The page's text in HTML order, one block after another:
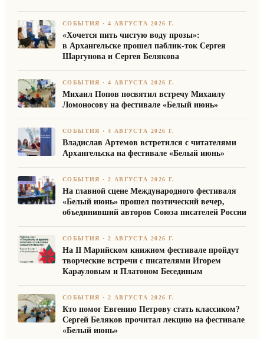
СОБЫТИЯ ·4 АВГУСТА 2026 Г.
«Хочется пить чистую воду прозы»:
в Архангельске прошел паблик-ток Сергея
Шаргунова и Сергея Белякова
СОБЫТИЯ ·4 АВГУСТА 2026 Г.
Михаил Попов посвятил встречу Михаилу
Ломоносову на фестивале «Белый июнь»
СОБЫТИЯ ·4 АВГУСТА 2026 Г.
Владислав Артемов встретился с читателями
Архангельска на фестивале «Белый июнь»
СОБЫТИЯ ·2 АВГУСТА 2026 Г.
На главной сцене Международного фестиваля
«Белый июнь» прошел поэтический вечер,
объединивший авторов Союза писателей России
СОБЫТИЯ ·2 АВГУСТА 2026 Г.
На II Марийском книжном фестивале пройдут
творческие встречи с писателями Игорем
Карауловым и Платоном Бесединым
СОБЫТИЯ ·2 АВГУСТА 2026 Г.
Кто помог Евгению Петрову стать классиком?
Сергей Беляков прочитал лекцию на фестивале
«Белый июнь»